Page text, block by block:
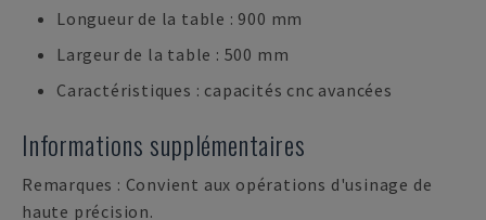
Longueur de la table : 900 mm
Largeur de la table : 500 mm
Caractéristiques : capacités cnc avancées
Informations supplémentaires
Remarques : Convient aux opérations d'usinage de
haute précision.